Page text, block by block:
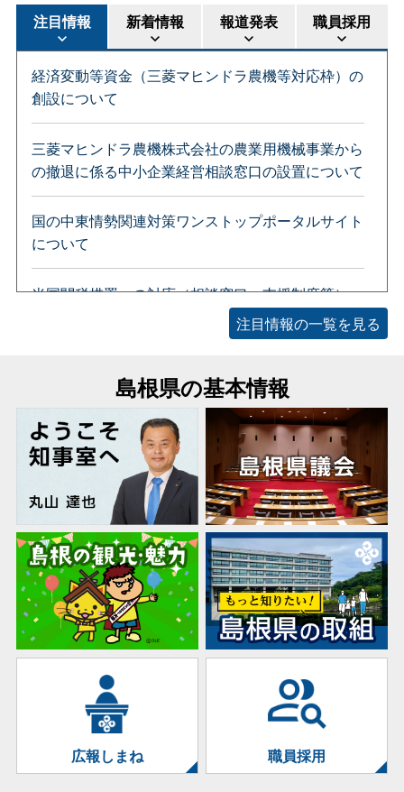
注目情報
経済変動等資金（三菱マヒンドラ農機等対応枠）の
創設について
三菱マヒンドラ農機株式会社の農業用機械事業から
の撤退に係る中小企業経営相談窓口の設置について
国の中東情勢関連対策ワンストップポータルサイト
について
米国関税措置への対応（相談窓口、支援制度等）
【島根県公共土木工事関係】中東情勢の変化による
［農林水産関係］原油価格高騰等に係る農林水産関
係特別相談窓口の設置について
［商工関係］原油価格高騰等に係る中小企業特別相
談窓口について
【注意喚起】島根県知事「丸山達也」を名乗る偽メ
ール等にご注意ください
令和8年1月の地震による被災者等への支援体制に
ついて
島根県東部を震源とする最大震度５強の地震に関す
【注意喚起】県が過去に使用したドメインの第三者
注目情報の一覧を見る
新着情報
【健康推進課】しまね☆健康づくりチャレンジ月間
について掲載しました
健康推進課
2026年08月06日
物流対策セミナー開催のご案内
しまねブランド推進課
2026年08月06日
【東部高等技術校】「パソコンビジネス科第２期、
PC・介護初任者科は募集延長！8/12応募〆
切！！」、「8/3～募集開始！パソコン・FP基礎科
２，ビジネス活用PC科（シニア）、定住外国人介
護科」の受講生募集について掲載しました
東部高等技術校
2026年08月06日
【人事課】島根県庁×警察交流イベント「シルシル
報道発表
北朝鮮による弾道ミサイルの発射事案についての島
根県知事コメント
防災危機管理課
2026年08月06日
韓国軍による竹島に関する軍事訓練の実施について
（知事コメント）
総務部総務課
2026年08月06日
第１回島根県渇水対策関係課長会議の開催について
防災危機管理課
2026年08月06日
令和８年熊本地震に係る島根県支援対策関係課長会
議の開催について
防災危機管理課
職員採用
【人事課】島根県庁×警察交流イベント「シルシル
ケンショク」について掲載しました
人事課
2026年08月03日
【人事課】令和８年度【松江地区】会計年度任用職
員（障がい者）採用試験について掲載しました
人事課
2026年07月29日
【人事委員会事務局】社会人キャリア採用オンライ
ン説明会の案内について掲載しました
島根県人事委員会事務局
2026年07月29日
【人事委員会事務局】令和8年度島根県職員採用試
験（高校卒業程度、資格免許職（第2回）、社会人
キャリア、地区別、水産練習船乗組員）、島根県警
島根県の基本情報
広報しまね 職員採用